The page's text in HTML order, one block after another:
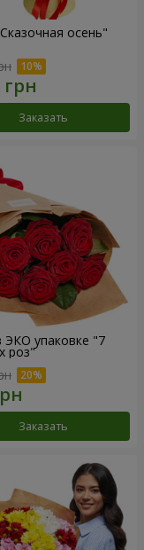
осень"
Заказать
ЭКО упаковке "7
роз"
Заказать